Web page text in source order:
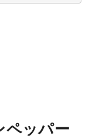
ッパー